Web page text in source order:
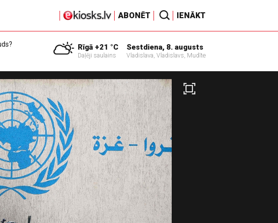
ABONĒT IENĀKT
Rīgā +21 °C
Daļēji saulains
Sestdiena, 8. augusts
Vladislava, Vladislavs, Mudīte